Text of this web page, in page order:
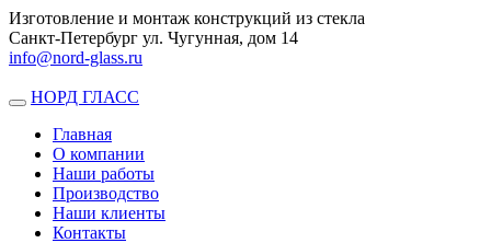
Изготовление и монтаж конструкций из стекла
Санкт-Петербург ул. Чугунная, дом 14
info@nord-glass.ru
Toggle
navigation
НОРД ГЛАСС
Главная
О компании
Наши работы
Производство
Наши клиенты
Контакты